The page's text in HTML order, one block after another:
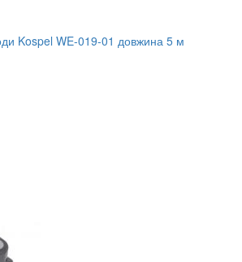
Kospel WE-019-01 довжина 5 м